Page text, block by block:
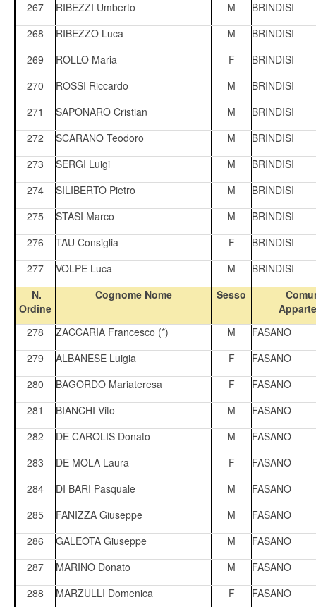
267
RIBEZZI Umberto M
BRINDISI
268
RIBEZZO Luca M
BRINDISI
269
ROLLO Maria F
BRINDISI
270
ROSSI Riccardo M
BRINDISI
271
SAPONARO Cristian M
BRINDISI
272
SCARANO Teodoro M
BRINDISI
273
SERGI Luigi M
BRINDISI
274
SILIBERTO Pietro M
BRINDISI
275
STASI Marco M
BRINDISI
276
TAU Consiglia F
BRINDISI
277
VOLPE Luca M
BRINDISI
N.
Ordine
Cognome Nome Sesso
278
ZACCARIA Francesco (*) M
FASANO
279
ALBANESE Luigia F
FASANO
280
BAGORDO Mariateresa F
FASANO
281
BIANCHI Vito M
FASANO
282
DE CAROLIS Donato M
FASANO
283
DE MOLA Laura F
FASANO
284
DI BARI Pasquale M
FASANO
285
FANIZZA Giuseppe M
FASANO
286
GALEOTA Giuseppe M
FASANO
287
MARINO Donato M
FASANO
288
MARZULLI Domenica F
FASANO